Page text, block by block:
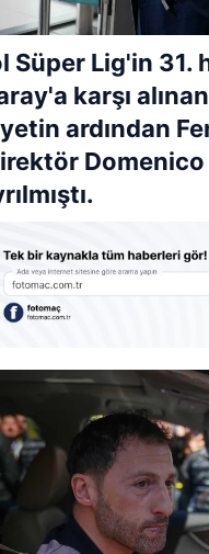
Süper Lig'in 31.
karşı
ardından
Domenico